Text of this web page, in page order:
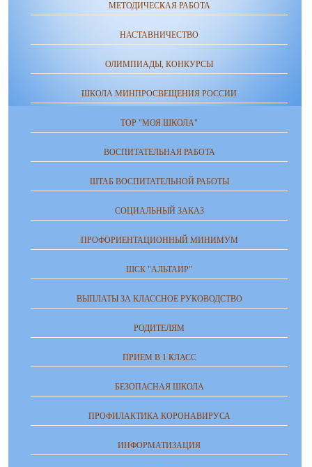
МЕТОДИЧЕСКАЯ РАБОТА
НАСТАВНИЧЕСТВО
ОЛИМПИАДЫ, КОНКУРСЫ
ШКОЛА МИНПРОСВЕЩЕНИЯ РОССИИ
ТОР "МОЯ ШКОЛА"
ВОСПИТАТЕЛЬНАЯ РАБОТА
ШТАБ ВОСПИТАТЕЛЬНОЙ РАБОТЫ
СОЦИАЛЬНЫЙ ЗАКАЗ
ПРОФОРИЕНТАЦИОННЫЙ МИНИМУМ
ШСК "АЛЬТАИР"
ВЫПЛАТЫ ЗА КЛАССНОЕ РУКОВОДСТВО
РОДИТЕЛЯМ
ПРИЕМ В 1 КЛАСС
БЕЗОПАСНАЯ ШКОЛА
ПРОФИЛАКТИКА КОРОНАВИРУСА
ИНФОРМАТИЗАЦИЯ